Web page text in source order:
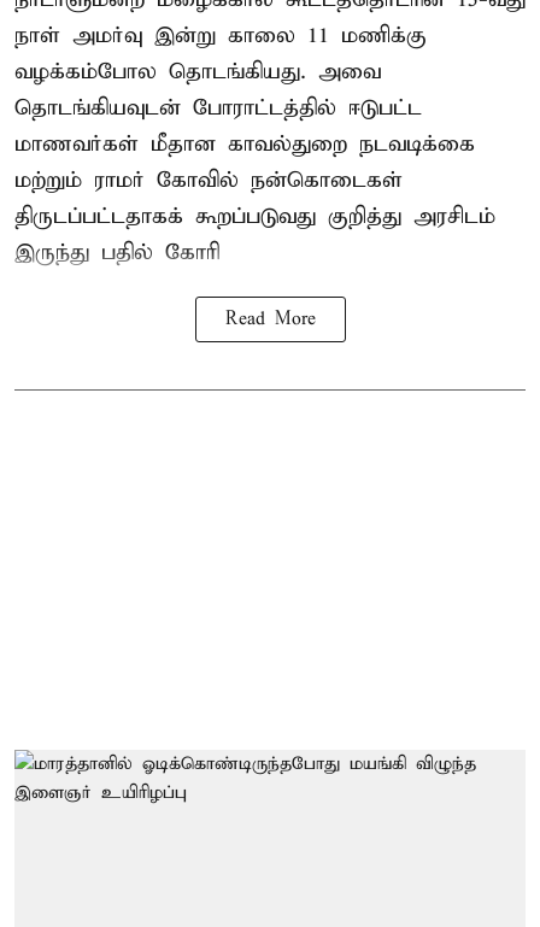
நாள் அமர்வு இன்று காலை 11 மணிக்கு
வழக்கம்போல தொடங்கியது. அவை
தொடங்கியவுடன் போராட்டத்தில் ஈடுபட்ட
மாணவர்கள் மீதான காவல்துறை நடவடிக்கை
மற்றும் ராமர் கோவில் நன்கொடைகள்
திருடப்பட்டதாகக் கூறப்படுவது குறித்து அரசிடம்
இருந்து பதில் கோரி
Read More